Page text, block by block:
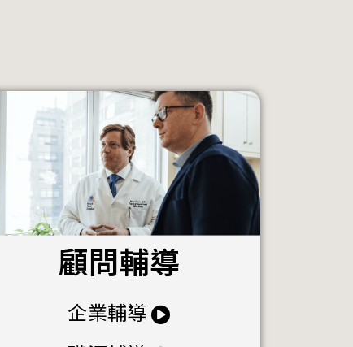
顧問輔導
企業輔導